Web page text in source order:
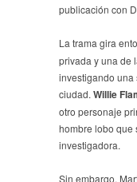
publicación con
La trama gira
privada y una de
investigando una
ciudad. Willie
otro personaje
hombre lobo que
investigadora.
Sin embargo,